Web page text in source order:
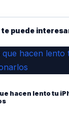
te puede
hacen lento tu